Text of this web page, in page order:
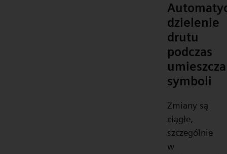
dzielenie
drutu
podczas
symboli
Zmiany są
ciągłe,
szczególnie
w